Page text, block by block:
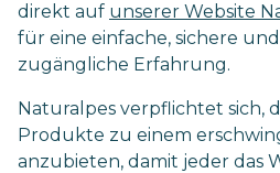
direkt auf unserer Website
für eine einfache, sichere
zugängliche Erfahrung.
Naturalpes verpflichtet sich,
Produkte zu einem
anzubieten, damit jeder das